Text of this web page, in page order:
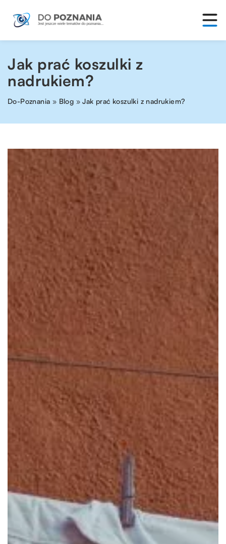
Jak prać koszulki z
nadrukiem?
Do-Poznania » Blog »Jak prać koszulki z nadrukiem?